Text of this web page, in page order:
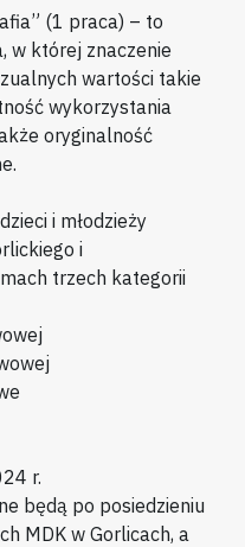
(1 praca) – to
w której znaczenie
wartości takie
wykorzystania
oryginalność
i młodzieży
i
trzech kategorii
r.
będą po posiedzieniu
MDK w Gorlicach, a